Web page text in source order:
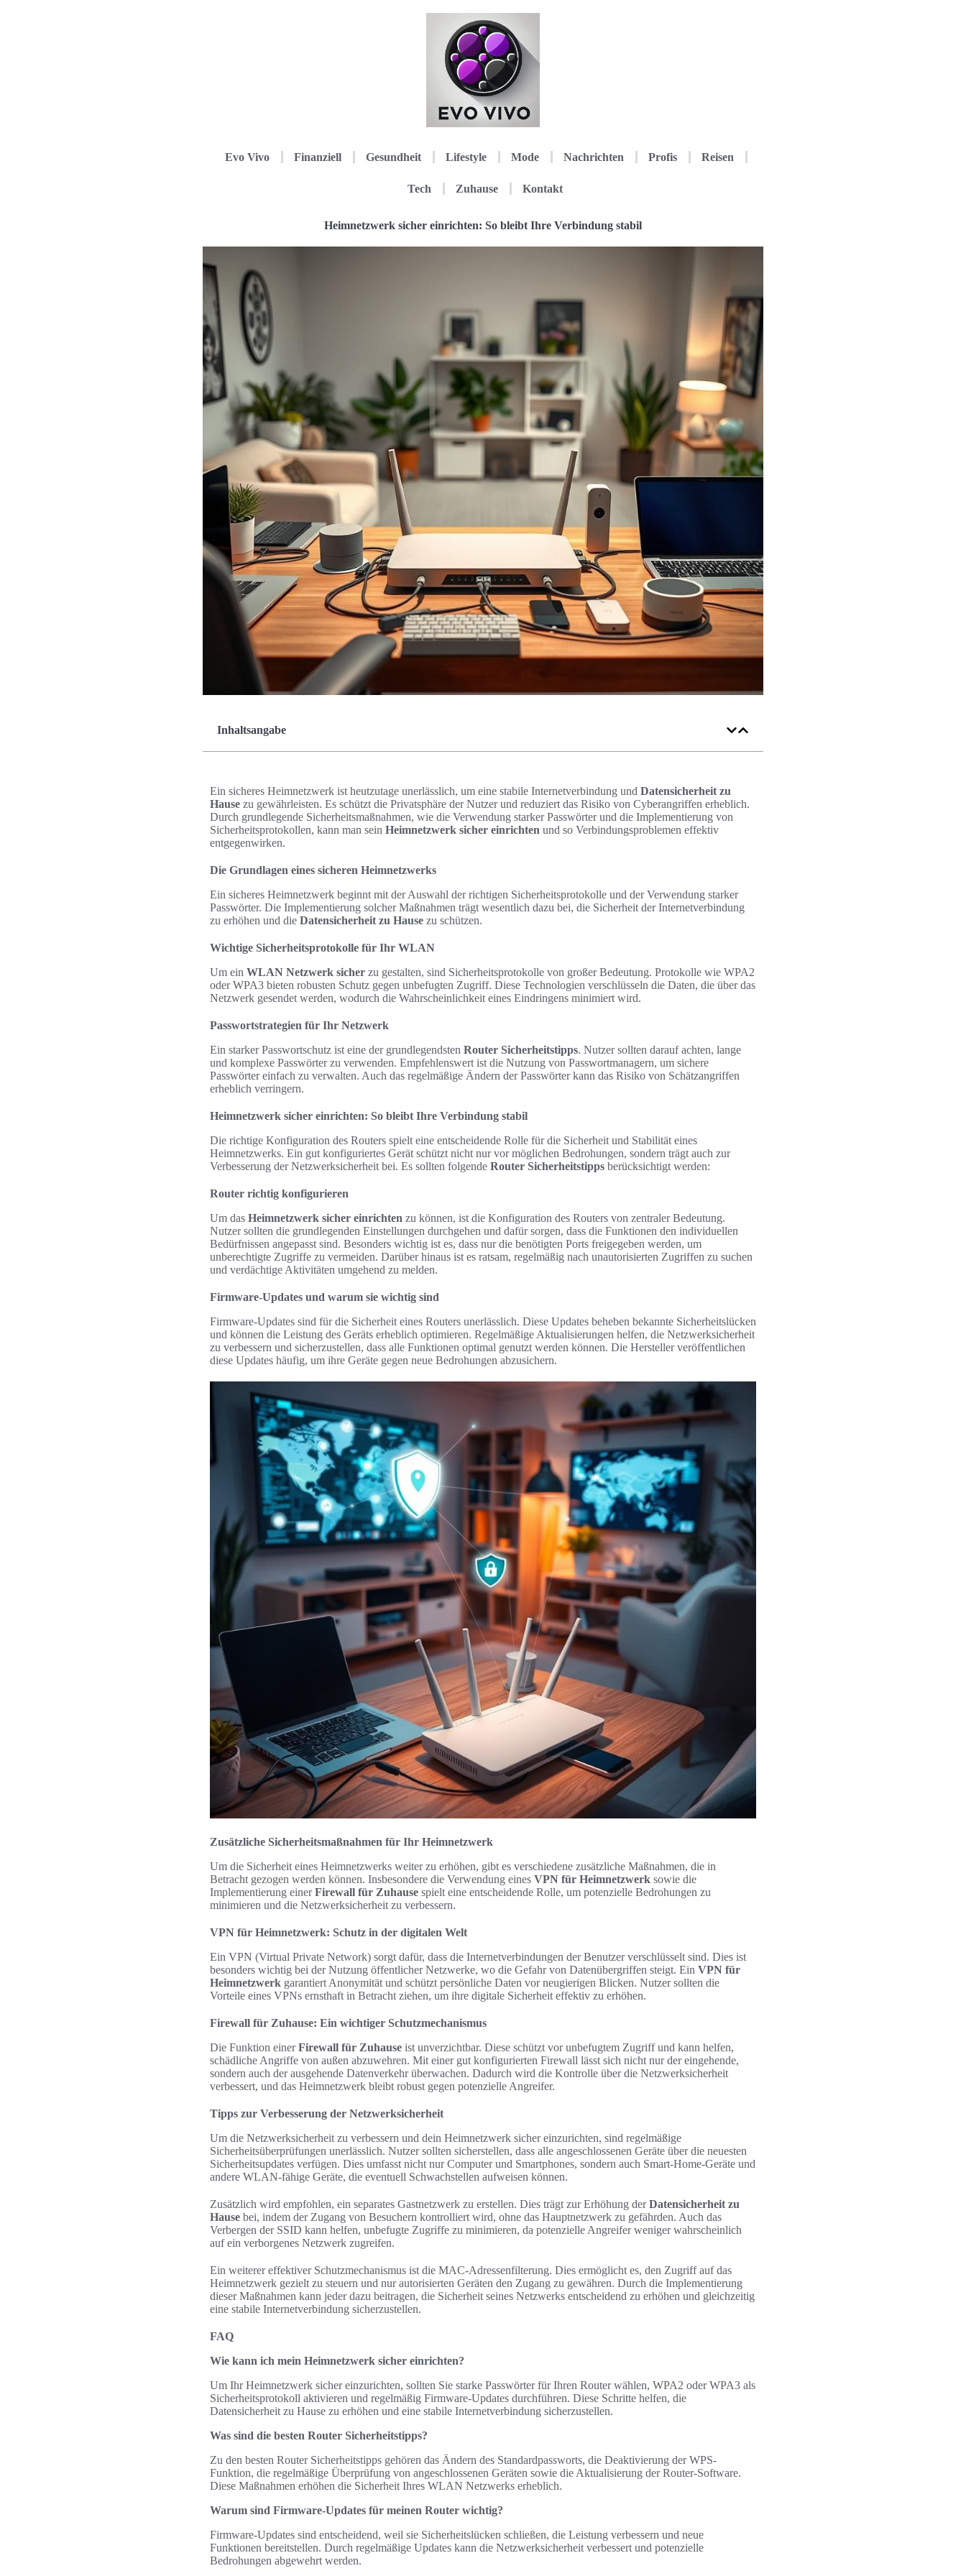
Evo Vivo Finanziell Gesundheit Lifestyle Mode Nachrichten Profis Reisen
Tech Zuhause Kontakt
Heimnetzwerk sicher einrichten: So bleibt Ihre Verbindung stabil
Inhaltsangabe
Ein sicheres Heimnetzwerk ist heutzutage unerlässlich, um eine stabile Internetverbindung und Datensicherheit zu
Hause zu gewährleisten. Es schützt die Privatsphäre der Nutzer und reduziert das Risiko von Cyberangriffen erheblich.
Durch grundlegende Sicherheitsmaßnahmen, wie die Verwendung starker Passwörter und die Implementierung von
Sicherheitsprotokollen, kann man sein Heimnetzwerk sicher einrichten und so Verbindungsproblemen effektiv
entgegenwirken.
Die Grundlagen eines sicheren Heimnetzwerks
Ein sicheres Heimnetzwerk beginnt mit der Auswahl der richtigen Sicherheitsprotokolle und der Verwendung starker
Passwörter. Die Implementierung solcher Maßnahmen trägt wesentlich dazu bei, die Sicherheit der Internetverbindung
zu erhöhen und die Datensicherheit zu Hause zu schützen.
Wichtige Sicherheitsprotokolle für Ihr WLAN
Um ein WLAN Netzwerk sicher zu gestalten, sind Sicherheitsprotokolle von großer Bedeutung. Protokolle wie WPA2
oder WPA3 bieten robusten Schutz gegen unbefugten Zugriff. Diese Technologien verschlüsseln die Daten, die über das
Netzwerk gesendet werden, wodurch die Wahrscheinlichkeit eines Eindringens minimiert wird.
Passwortstrategien für Ihr Netzwerk
Ein starker Passwortschutz ist eine der grundlegendsten Router Sicherheitstipps. Nutzer sollten darauf achten, lange
und komplexe Passwörter zu verwenden. Empfehlenswert ist die Nutzung von Passwortmanagern, um sichere
Passwörter einfach zu verwalten. Auch das regelmäßige Ändern der Passwörter kann das Risiko von Schätzangriffen
erheblich verringern.
Heimnetzwerk sicher einrichten: So bleibt Ihre Verbindung stabil
Die richtige Konfiguration des Routers spielt eine entscheidende Rolle für die Sicherheit und Stabilität eines
Heimnetzwerks. Ein gut konfiguriertes Gerät schützt nicht nur vor möglichen Bedrohungen, sondern trägt auch zur
Verbesserung der Netzwerksicherheit bei. Es sollten folgende Router Sicherheitstipps berücksichtigt werden:
Router richtig konfigurieren
Um das Heimnetzwerk sicher einrichten zu können, ist die Konfiguration des Routers von zentraler Bedeutung.
Nutzer sollten die grundlegenden Einstellungen durchgehen und dafür sorgen, dass die Funktionen den individuellen
Bedürfnissen angepasst sind. Besonders wichtig ist es, dass nur die benötigten Ports freigegeben werden, um
unberechtigte Zugriffe zu vermeiden. Darüber hinaus ist es ratsam, regelmäßig nach unautorisierten Zugriffen zu suchen
und verdächtige Aktivitäten umgehend zu melden.
Firmware-Updates und warum sie wichtig sind
Firmware-Updates sind für die Sicherheit eines Routers unerlässlich. Diese Updates beheben bekannte Sicherheitslücken
und können die Leistung des Geräts erheblich optimieren. Regelmäßige Aktualisierungen helfen, die Netzwerksicherheit
zu verbessern und sicherzustellen, dass alle Funktionen optimal genutzt werden können. Die Hersteller veröffentlichen
diese Updates häufig, um ihre Geräte gegen neue Bedrohungen abzusichern.
Zusätzliche Sicherheitsmaßnahmen für Ihr Heimnetzwerk
Um die Sicherheit eines Heimnetzwerks weiter zu erhöhen, gibt es verschiedene zusätzliche Maßnahmen, die in
Betracht gezogen werden können. Insbesondere die Verwendung eines VPN für Heimnetzwerk sowie die
Implementierung einerFirewall für Zuhause spielt eine entscheidende Rolle, um potenzielle Bedrohungen zu
minimieren und die Netzwerksicherheit zu verbessern.
VPN für Heimnetzwerk: Schutz in der digitalen Welt
Ein VPN (Virtual Private Network) sorgt dafür, dass die Internetverbindungen der Benutzer verschlüsselt sind. Dies ist
besonders wichtig bei der Nutzung öffentlicher Netzwerke, wo die Gefahr von Datenübergriffen steigt. Ein VPN für
Heimnetzwerk garantiert Anonymität und schützt persönliche Daten vor neugierigen Blicken. Nutzer sollten die
Vorteile eines VPNs ernsthaft in Betracht ziehen, um ihre digitale Sicherheit effektiv zu erhöhen.
Firewall für Zuhause: Ein wichtiger Schutzmechanismus
Die Funktion einerFirewall für Zuhause ist unverzichtbar. Diese schützt vor unbefugtem Zugriff und kann helfen,
schädliche Angriffe von außen abzuwehren. Mit einer gut konfigurierten Firewall lässt sich nicht nur der eingehende,
sondern auch der ausgehende Datenverkehr überwachen. Dadurch wird die Kontrolle über die Netzwerksicherheit
verbessert, und das Heimnetzwerk bleibt robust gegen potenzielle Angreifer.
Tipps zur Verbesserung der Netzwerksicherheit
Um die Netzwerksicherheit zu verbessern und dein Heimnetzwerk sicher einzurichten, sind regelmäßige
Sicherheitsüberprüfungen unerlässlich. Nutzer sollten sicherstellen, dass alle angeschlossenen Geräte über die neuesten
Sicherheitsupdates verfügen. Dies umfasst nicht nur Computer und Smartphones, sondern auch Smart-Home-Geräte und
andere WLAN-fähige Geräte, die eventuell Schwachstellen aufweisen können.
Zusätzlich wird empfohlen, ein separates Gastnetzwerk zu erstellen. Dies trägt zur Erhöhung derDatensicherheit zu
Hause bei, indem der Zugang von Besuchern kontrolliert wird, ohne das Hauptnetzwerk zu gefährden. Auch das
Verbergen der SSID kann helfen, unbefugte Zugriffe zu minimieren, da potenzielle Angreifer weniger wahrscheinlich
auf ein verborgenes Netzwerk zugreifen.
Ein weiterer effektiver Schutzmechanismus ist die MAC-Adressenfilterung. Dies ermöglicht es, den Zugriff auf das
Heimnetzwerk gezielt zu steuern und nur autorisierten Geräten den Zugang zu gewähren. Durch die Implementierung
dieser Maßnahmen kann jeder dazu beitragen, die Sicherheit seines Netzwerks entscheidend zu erhöhen und gleichzeitig
eine stabile Internetverbindung sicherzustellen.
FAQ
Wie kann ich mein Heimnetzwerk sicher einrichten?
Um Ihr Heimnetzwerk sicher einzurichten, sollten Sie starke Passwörter für Ihren Router wählen, WPA2 oder WPA3 als
Sicherheitsprotokoll aktivieren und regelmäßig Firmware-Updates durchführen. Diese Schritte helfen, die
Datensicherheit zu Hause zu erhöhen und eine stabile Internetverbindung sicherzustellen.
Was sind die besten Router Sicherheitstipps?
Zu den besten Router Sicherheitstipps gehören das Ändern des Standardpassworts, die Deaktivierung der WPS-
Funktion, die regelmäßige Überprüfung von angeschlossenen Geräten sowie die Aktualisierung der Router-Software.
Diese Maßnahmen erhöhen die Sicherheit Ihres WLAN Netzwerks erheblich.
Warum sind Firmware-Updates für meinen Router wichtig?
Firmware-Updates sind entscheidend, weil sie Sicherheitslücken schließen, die Leistung verbessern und neue
Funktionen bereitstellen. Durch regelmäßige Updates kann die Netzwerksicherheit verbessert und potenzielle
Bedrohungen abgewehrt werden.